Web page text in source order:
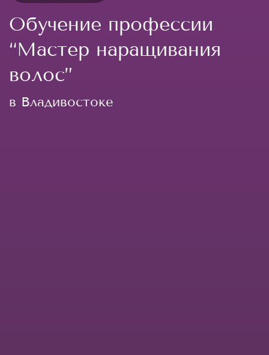
Обучение профессии
“Мастер наращивания
волос”
в Владивостоке